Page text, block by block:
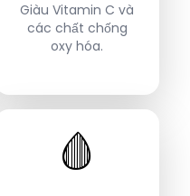
Giàu Vitamin C và
các chất chống
oxy hóa.
🩸